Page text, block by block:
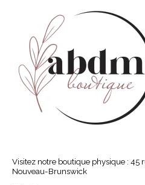
Visitez notre boutique physique : 45
Nouveau-Brunswick